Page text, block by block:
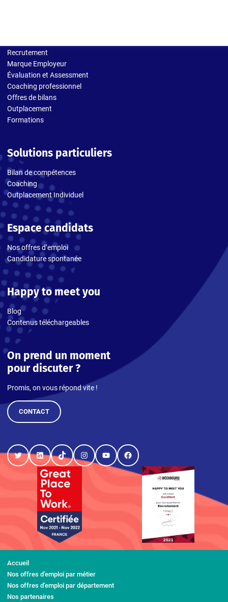
Recrutement
Marque Employeur
Évaluation et Assessment
Coaching professionnel
Offres de bilans
Outplacement
Formations
Solutions particuliers
Bilan de compétences
Coaching
Outplacement Individuel
Espace candidats
Nos offres d’emploi
Candidature spontanée
Happy to meet you
Blog
Contenus téléchargeables
On prend un moment
pour discuter ?
Promis, on vous répond vite !
CONTACT
TwitterLinkedInTikTokInstagram
YouTubeFacebook
Accueil
Nos offres d’emploi par métier
Nos offres d’emploi par département
Nos partenaires